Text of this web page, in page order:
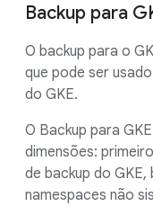
Backup para
O backup para o
que pode ser
do GKE.
O Backup para
dimensões:
de backup do
namespaces não